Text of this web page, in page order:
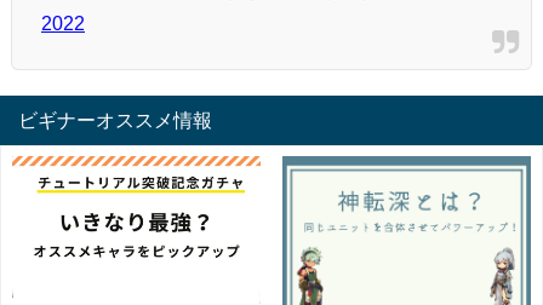
2022
ビギナーオススメ情報